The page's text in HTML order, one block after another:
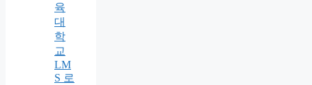
육
대
학
교
LM
S 로